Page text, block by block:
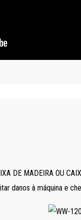
DE MADEIRA OU
danos à máquina e